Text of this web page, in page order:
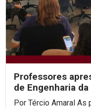
Professores
de Engenharia
Por Tércio Amaral As portas do Pavilhão Maker foram